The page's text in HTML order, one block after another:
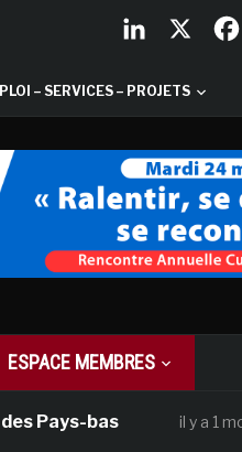
– SERVICES – PROJETS
ESPACE MEMBRES
bas il y a 1 mois